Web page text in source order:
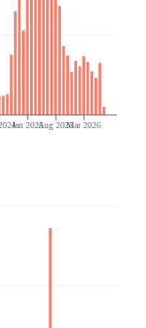
Jan 2025Aug 2025Mar 2026